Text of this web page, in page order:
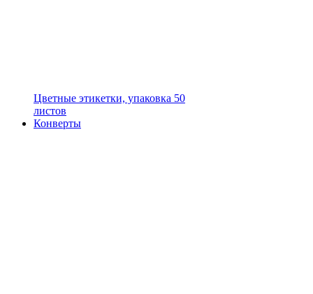
Цветные этикетки, упаковка 50
листов
Конверты